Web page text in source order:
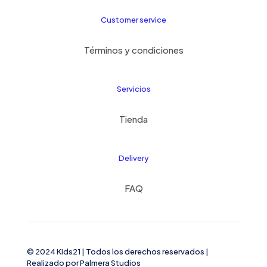
Customer service
Términos y condiciones
Servicios
Tienda
Delivery
FAQ
© 2024 Kids21 | Todos los derechos reservados |
Realizado porPalmera Studios